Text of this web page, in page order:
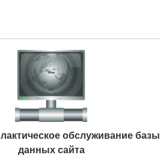
обслуживание базы
данных сайта